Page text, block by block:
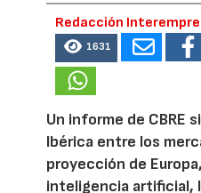
Redacción
1631
Un informe de CBRE
Ibérica entre los
proyección de
inteligencia artificial,